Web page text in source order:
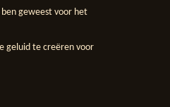
geweest voor het
geluid te creëren voor